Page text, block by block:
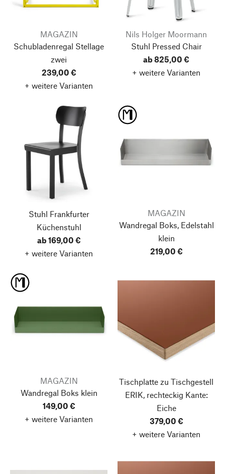
MAGAZIN
Schubladenregal Stellage
zwei
239,00 €
+ weitere Varianten
Nils Holger Moormann
Stuhl Pressed Chair
ab 825,00 €
+ weitere Varianten
Stuhl Frankfurter
Küchenstuhl
ab 169,00 €
+ weitere Varianten
MAGAZIN
Wandregal Boks, Edelstahl
klein
219,00 €
MAGAZIN
Wandregal Boks klein
149,00 €
+ weitere Varianten
Tischplatte zu Tischgestell
ERIK, rechteckig Kante:
Eiche
379,00 €
+ weitere Varianten